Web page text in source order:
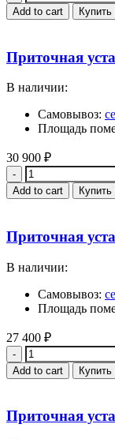
Add to cart
Приточная
В наличии:
Самовывоз:
Площадь
30 900 ₽
Quantity
Add to cart
Приточная
В наличии:
Самовывоз:
Площадь
27 400 ₽
Quantity
Add to cart
Приточная